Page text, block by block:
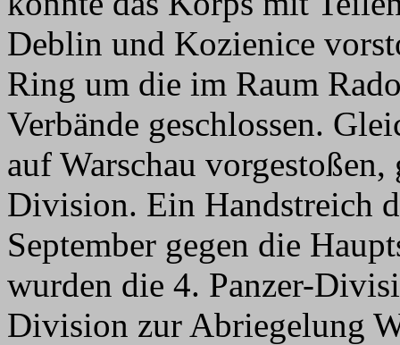
Deblin und Kozienice
Ring um die im Raum
Verbände geschlossen.
auf Warschau
Division. Ein Handstreich
September gegen die
wurden die 4. Panzer-
Division zur Abriegelung